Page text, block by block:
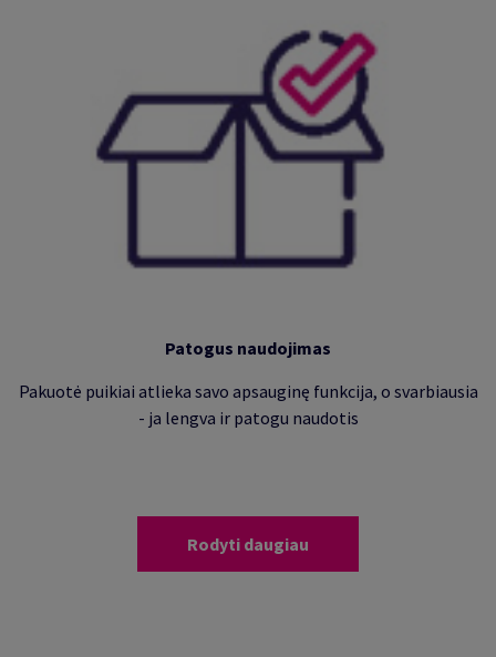
Patogus naudojimas
Pakuotė puikiai atlieka savo apsauginę funkcija, o svarbiausia
- ja lengva ir patogu naudotis
Rodyti daugiau